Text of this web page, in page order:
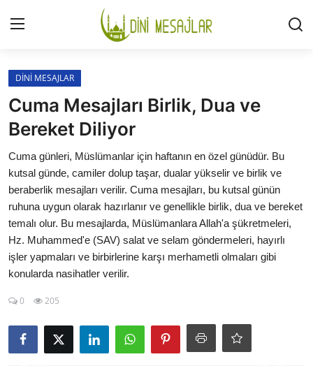
Giriş
GÜNDEM
HAKKIMIZDA
DESTEKLİYORUM
SURELER
DUALAR
KİMDİR?
DİNİ MESAJLAR
Cuma Mesajları Birlik, Dua ve
Bereket Diliyor
Cuma günleri, Müslümanlar için haftanın en özel günüdür. Bu
kutsal günde, camiler dolup taşar, dualar yükselir ve birlik ve
beraberlik mesajları verilir. Cuma mesajları, bu kutsal günün
ruhuna uygun olarak hazırlanır ve genellikle birlik, dua ve bereket
temalı olur. Bu mesajlarda, Müslümanlara Allah'a şükretmeleri,
Hz. Muhammed'e (SAV) salat ve selam göndermeleri, hayırlı
işler yapmaları ve birbirlerine karşı merhametli olmaları gibi
konularda nasihatler verilir.
0 205